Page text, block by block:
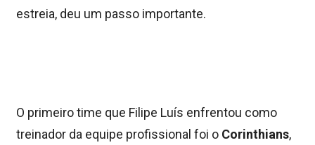
estreia, deu um passo importante.
O primeiro time que Filipe Luís enfrentou como
treinador da equipe profissional foi o Corinthians,